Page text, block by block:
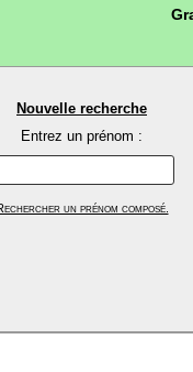
Nouvelle recherche
Entrez un prénom :
un prénom composé.